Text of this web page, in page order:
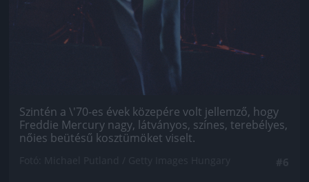
Szintén a \'70-es évek közepére volt jellemző, hogy
Freddie Mercury nagy, látványos, színes, terebélyes,
nőies beütésű kosztümöket viselt.